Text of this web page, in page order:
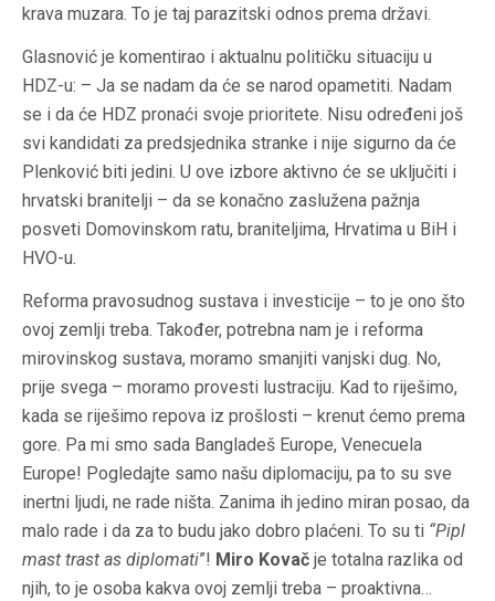
krava muzara. To je taj parazitski odnos prema državi.
Glasnović je komentirao i aktualnu političku situaciju u
HDZ-u: – Ja se nadam da će se narod opametiti. Nadam
se i da će HDZ pronaći svoje prioritete. Nisu određeni još
svi kandidati za predsjednika stranke i nije sigurno da će
Plenković biti jedini. U ove izbore aktivno će se uključiti i
hrvatski branitelji – da se konačno zaslužena pažnja
posveti Domovinskom ratu, braniteljima, Hrvatima u BiH i
HVO-u.
Reforma pravosudnog sustava i investicije – to je ono što
ovoj zemlji treba. Također, potrebna nam je i reforma
mirovinskog sustava, moramo smanjiti vanjski dug. No,
prije svega – moramo provesti lustraciju. Kad to riješimo,
kada se riješimo repova iz prošlosti – krenut ćemo prema
gore. Pa mi smo sada Bangladeš Europe, Venecuela
Europe! Pogledajte samo našu diplomaciju, pa to su sve
inertni ljudi, ne rade ništa. Zanima ih jedino miran posao, da
malo rade i da za to budu jako dobro plaćeni. To su ti “Pipl
mast trast as diplomati”! Miro Kovač je totalna razlika od
njih, to je osoba kakva ovoj zemlji treba – proaktivna…